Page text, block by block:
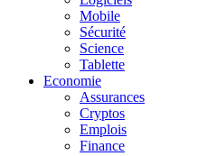
Mobile
Sécurité
Science
Tablette
Economie
Assurances
Cryptos
Emplois
Finance